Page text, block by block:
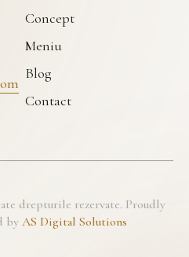
Concept
Meniu
Blog
Contact
drepturile rezervate. Proudly
by AS Digital Solutions